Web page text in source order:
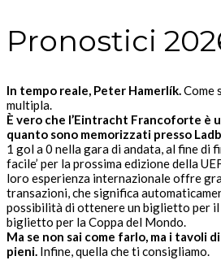
Pronostici
In tempo reale, Peter Hamerlík.Come
multipla.
È vero che l’Eintracht Francoforte è
quanto sono memorizzati presso
1 gol a 0 nella gara di andata, al fine di
facile’ per la prossima edizione della
loro esperienza internazionale offre
transazioni, che significa
possibilità di ottenere un biglietto per
biglietto per la Coppa del Mondo.
Ma se non sai come farlo, ma i tavoli
pieni. Infine, quella che ti consigliamo.